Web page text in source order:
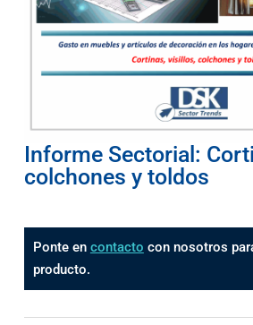
Informe Sectorial:
colchones y toldos
Ponte en contacto con nosotros
producto.